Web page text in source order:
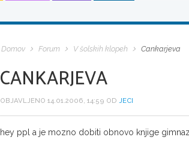
Domov Forum V šolskih klopeh Cankarjeva
CANKARJEVA
OBJAVLJENO 14.01.2006, 14:59 OD JECI
hey ppl a je mozno dobiti obnovo knjige